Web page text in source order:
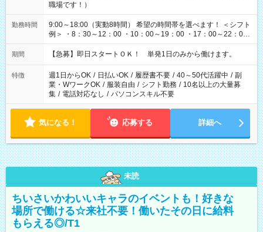
職場です！）
勤務時間
9:00～18:00（実動8時間） 希望の時間帯を選べます！ ＜シフト
例＞ ・8：30～12：00 ・10：00～19：00 ・17：00～22：00
・13：00～22：00 ・22：00～翌6：00 など
期間 【急募】即日スタートＯＫ！ 単発1日のみから働けます。
特徴 週1日からOK / 日払いOK / 履歴書不要 / 40～50代活躍中 / 副
業・WワークOK / 服装自由 / シフト勤務 / 10名以上の大量募
集 / 電話対応なし / パソコンスキル不要
気になる！ 応募する 詳細へ
未読
ちいさいかわいいキャラのイベントも！好きな
場所で働ける☆来社不要！働いたその日に給料
もらえる◎/T1